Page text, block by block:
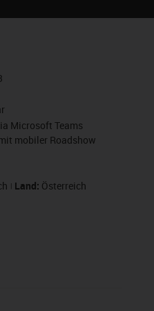
Microsoft Teams
mobiler Roadshow
Land: Österreich